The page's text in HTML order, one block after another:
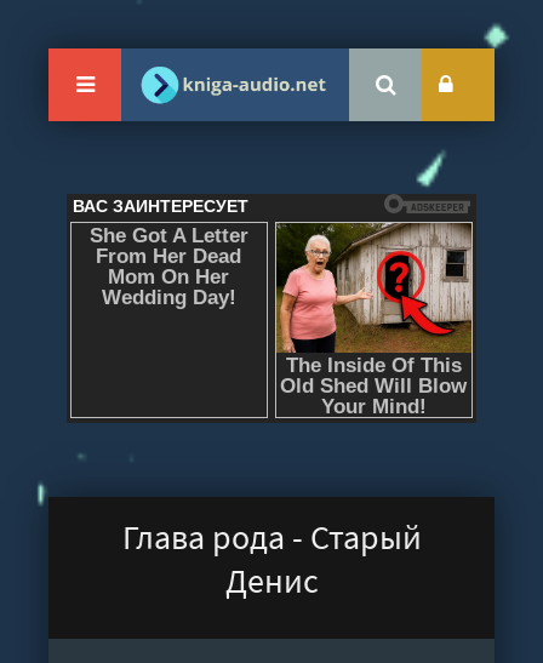
Глава рода - Старый
Денис